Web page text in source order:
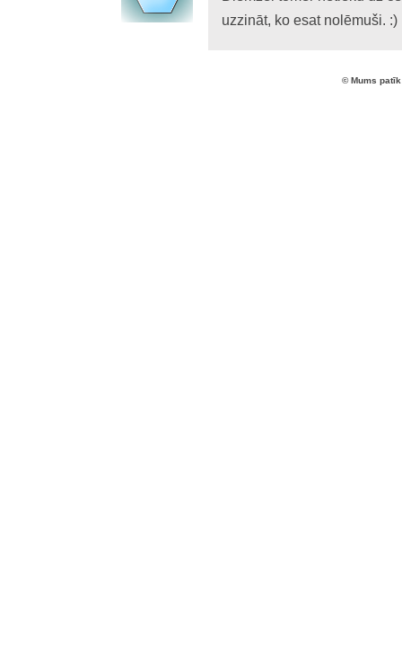
uzzināt, ko esat nolēmuši. :)
© Mums